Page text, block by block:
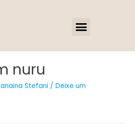
nuru
Stefani / Deixe um